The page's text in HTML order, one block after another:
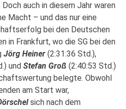
Doch auch in diesem Jahr waren
Macht – und das nur eine
bei den Deutschen
in Frankfurt, wo die SG bei den
Jörg Heiner (2:31:36 Std.),
undStefan Groß (2:40:53 Std.)
belegte. Obwohl
am Start war,
sich nach dem